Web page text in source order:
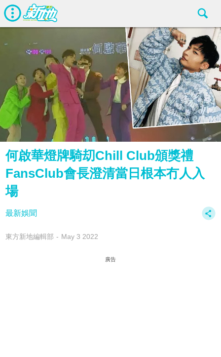
何啟華燈牌騎刧Chill Club頒獎禮
FansClub會長澄清當日根本冇人入
場
最新娛聞
東方新地編輯部 May 3 2022
廣告